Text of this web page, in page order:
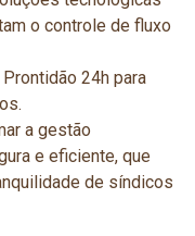
o controle de fluxo
Prontidão 24h para
a gestão
e eficiente, que
de síndicos